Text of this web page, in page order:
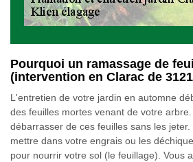
Pourquoi un ramassage de
(intervention en Clarac de
L'entretien de votre jardin en automne
des feuilles mortes venant de votre
débarrasser de ces feuilles sans les
mettre dans votre engrais ou les
pour nourrir votre sol (le feuillage). Vous